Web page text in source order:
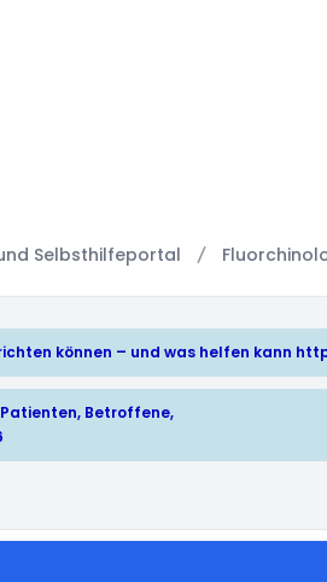
Selbsthilfeportal
können – und was helfen kann
Betroffene,